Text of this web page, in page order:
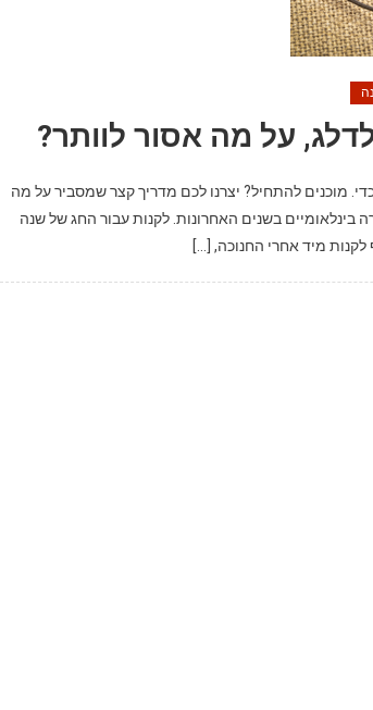
על מה אסור לוותר?
מוכנים להתחיל? יצרנו לכם מדריך קצר שמסביר על מה
מחזורי מכירה בינלאומיים בשנים האחרונות. לקנות עבור החג של שנה
לקנות מיד אחרי החנוכה, […]